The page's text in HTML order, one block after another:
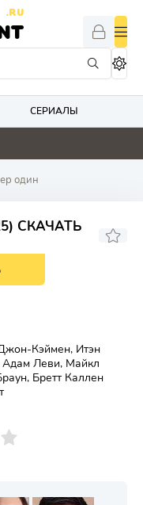
.RU
СЕРИАЛЫ
0 0
один
СКАЧАТЬ
Кэймен, Итэн
Адам Леви, Майкл
Бретт Каллен